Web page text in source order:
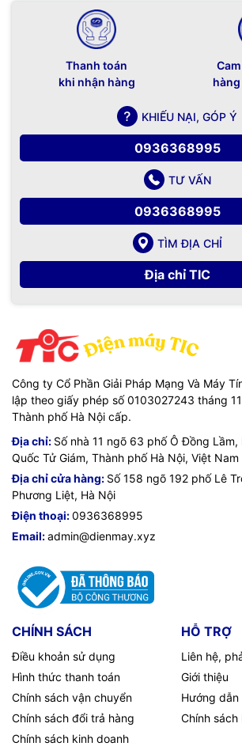
Thanh toán
khi nhận hàng
KHIẾU NẠI, GÓP Ý
0936368995
TƯ VẤN
0936368995
TÌM ĐỊA CHỈ
Địa chỉ TIC
Công ty Cổ Phần Giải Pháp Mạng Và Máy
lập theo giấy phép số 0103027243 tháng
Thành phố Hà Nội cấp.
Địa chỉ: Số nhà 11 ngõ 63 phố Ô Đồng
Quốc Tử Giám, Thành phố Hà Nội, Việt Nam
Địa chỉ cửa hàng: Số 158 ngõ 192 phố Lê
Phương Liệt, Hà Nội
Điện thoại:0936368995
Email:admin@dienmay.xyz
CHÍNH SÁCH
Điều khoản sử dụng
Hình thức thanh toán
Chính sách vận chuyển
Chính sách đổi trả hàng
Chính sách kinh doanh
HỖ TRỢ
Liên hệ,
Giới thiệu
Hướng dẫn
Chính sách